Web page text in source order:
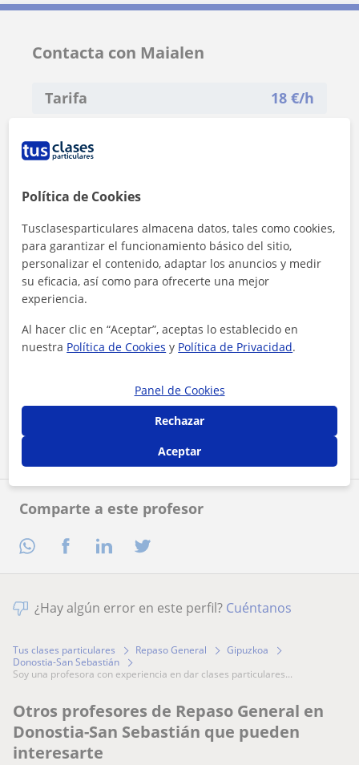
Comparte a este profesor
Contacta con Maialen
Tarifa 18 €/h
Contactar ahora
¿Hay algún error en este perfil? Cuéntanos
Tus clases particulares Repaso General
Gipuzkoa
Donostia-San Sebastián
soy una profesora con experiencia en dar clases particulares...
Otros profesores de Repaso General en
Donostia-San Sebastián que pueden
interesarte
Política de Cookies
Tusclasesparticulares almacena datos, tales como cookies,
para garantizar el funcionamiento básico del sitio,
personalizar el contenido, adaptar los anuncios y medir
su eficacia, así como para ofrecerte una mejor
experiencia.
Al hacer clic en “Aceptar”, aceptas lo establecido en
nuestra Política de Cookies y Política de Privacidad.
Panel de Cookies
Rechazar
Aceptar